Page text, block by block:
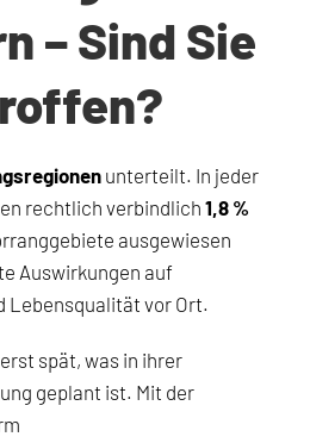
– Sind Sie
unterteilt. In jeder
rechtlich verbindlich 1,8 %
ausgewiesen
Auswirkungen auf
Lebensqualität vor Ort.
spät, was in ihrer
geplant ist. Mit der